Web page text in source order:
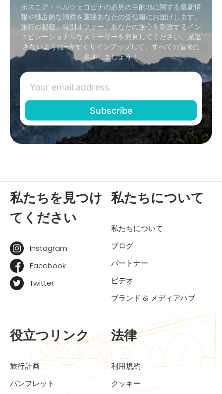
ボスニア・ヘルツェゴビナの必見の目的地に関する最新情
報や独占的な洞察を直接あなたの受信箱にお届けします。
旅行の秘密、特別オファー、あなたの旅心を刺激するイン
スピレーショナルなストーリーを発見してください。見逃
さないように–今すぐサインアップして、すべての冒険に
参加しましょう！
私たちを見つけ
てください
Instagram
Facebook
Twitter
私たちについて
私たちについて
ブログ
パートナー
ビデオ
ブランド & メディアハブ
役立つリンク
旅行計画
パンフレット
法律
利用規約
クッキー